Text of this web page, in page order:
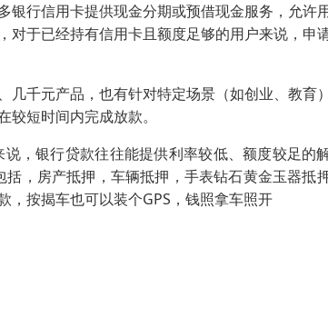
行信用卡提供现金分期或预借现金服务，允许
对于已经持有信用卡且额度足够的用户来说，申
几千元产品，也有针对特定场景（如创业、教育
短时间内完成放款。
，银行贷款往往能提供利率较低、额度较足的
，房产抵押，车辆抵押，手表钻石黄金玉器抵
，按揭车也可以装个GPS，钱照拿车照开